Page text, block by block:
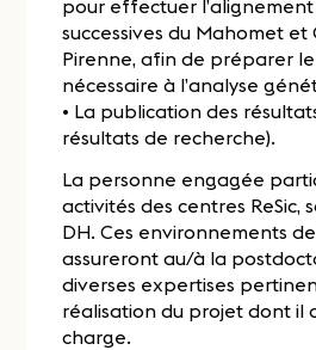
pour effectuer l’alignement
successives du Mahomet
Pirenne, afin de préparer
nécessaire à l’analyse
• La publication des
résultats de recherche).
La personne engagée
activités des centres ReSic,
DH. Ces environnements
assureront au/à la
diverses expertises
réalisation du projet dont il
charge.